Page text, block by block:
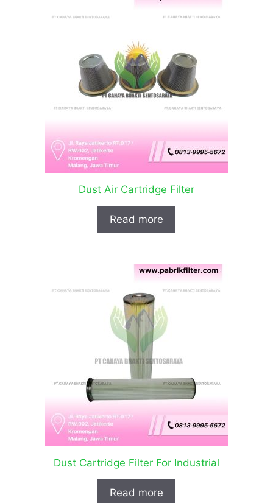
Dust Air Cartridge Filter
Read more
Dust Cartridge Filter For Industrial
Read more